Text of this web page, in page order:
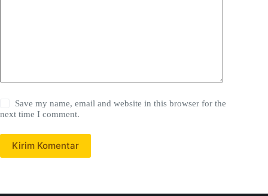
Save my name, email and website in this browser for the
next time I comment.
Kirim Komentar